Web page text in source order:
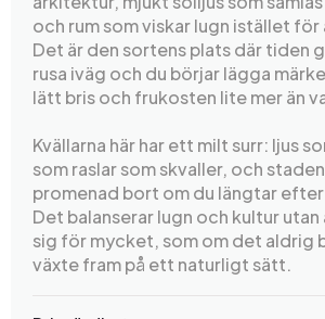
och rum som viskar lugn istället för
Det är den sortens plats där tiden
rusa iväg och du börjar lägga
lätt bris och frukosten lite mer än
Kvällarna här har ett milt surr: ljus
som raslar som skvaller, och
promenad bort om du längtar
Det balanserar lugn och kultur
sig för mycket, som om det aldrig
växte fram på ett naturligt sätt.